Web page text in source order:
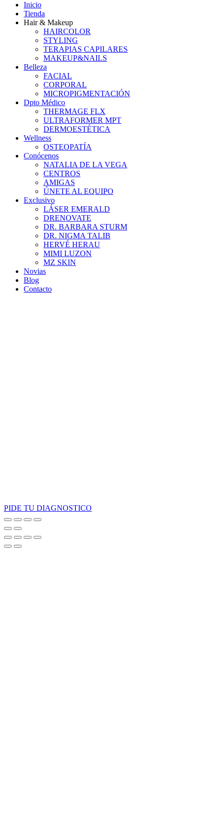
Inicio
Tienda
Hair & Makeup
HAIRCOLOR
STYLING
TERAPIAS CAPILARES
MAKEUP&NAILS
Belleza
FACIAL
CORPORAL
MICROPIGMENTACIÓN
Dpto Médico
THERMAGE FLX
ULTRAFORMER MPT
DERMOESTÉTICA
Wellness
OSTEOPATÍA
Conócenos
NATALIA DE LA VEGA
CENTROS
AMIGAS
ÚNETE AL EQUIPO
Exclusivo
LÁSER EMERALD
DRENOVATE
DR. BARBARA STURM
DR. NIGMA TALIB
HERVÉ HERAU
MIMI LUZON
MZ SKIN
Novias
Blog
Contacto
PIDE TU DIAGNOSTICO